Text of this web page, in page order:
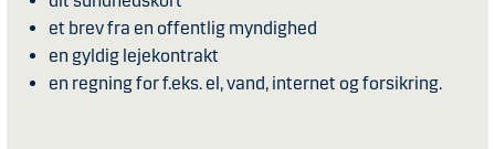
et brev fra en offentlig myndighed
en gyldig lejekontrakt
en regning for f.eks. el, vand, internet og forsikring.